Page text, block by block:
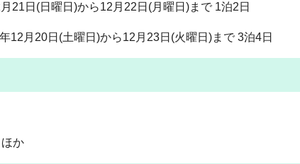
21日(日曜日)から12月22日(月曜日)まで 1泊2日
12月20日(土曜日)から12月23日(火曜日)まで 3泊4日
か